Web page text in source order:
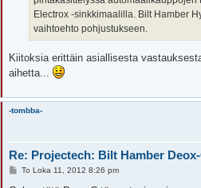
Electrox -sinkkimaalilla. Bilt Hamber
vaihtoehto pohjustukseen.
Kiitoksia erittäin asiallisesta
aihetta...
-tombba-
Re: Projectech: Bilt Hamber
VTo Loka 11, 2012 8:26 pm